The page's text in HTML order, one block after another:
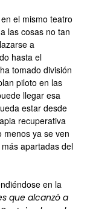
el mismo teatro
las cosas no tan
a
hasta el
tomado división
piloto en las
llegar esa
estar desde
recuperativa
menos ya se ven
apartadas del
en la
que alcanzó a